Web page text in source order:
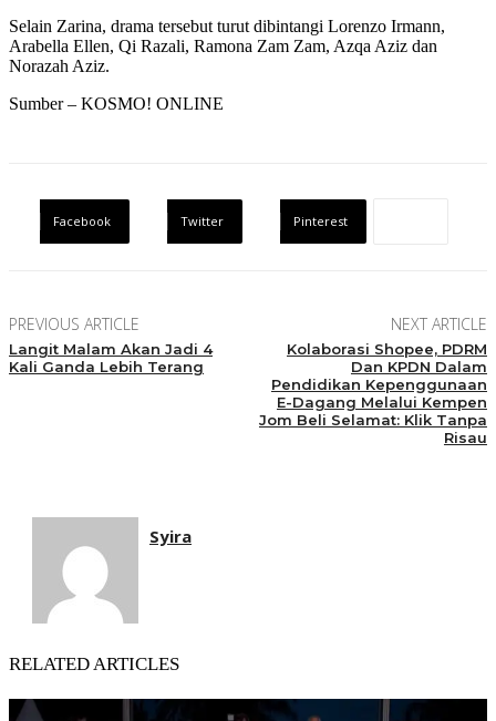
Selain Zarina, drama tersebut turut dibintangi Lorenzo Irmann,
Arabella Ellen, Qi Razali, Ramona Zam Zam, Azqa Aziz dan
Norazah Aziz.
Sumber – KOSMO! ONLINE
Facebook Twitter Pinterest
PREVIOUS ARTICLE
Langit Malam Akan Jadi 4
Kali Ganda Lebih Terang
NEXT ARTICLE
Kolaborasi Shopee, PDRM
Dan KPDN Dalam
Pendidikan Kepenggunaan
E-Dagang Melalui Kempen
Jom Beli Selamat: Klik Tanpa
Risau
Syira
RELATED ARTICLES